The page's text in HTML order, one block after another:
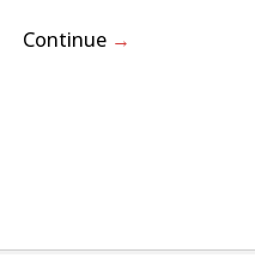
Continue →